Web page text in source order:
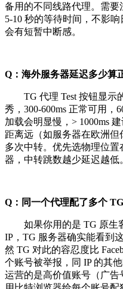
备用的不同线路代理。需
5-10 秒的等待时间，不影
会有短暂中断感。
Q：海外服务器延迟多少算
TG 代理 Test 按钮显示的
秀，300-600ms 正常可用，
加载会明显慢，> 1000ms
距离远（如服务器在欧洲
多次中转。优先选物理位
器，中转跳数越少延迟越低
Q：同一个代理配了多个
如果你用的是 TG 原生
IP，TG 服务器确实能看到
然 TG 对此的容忍度比
个账号被举报，同 IP 的其
运营的是高价值账号（广